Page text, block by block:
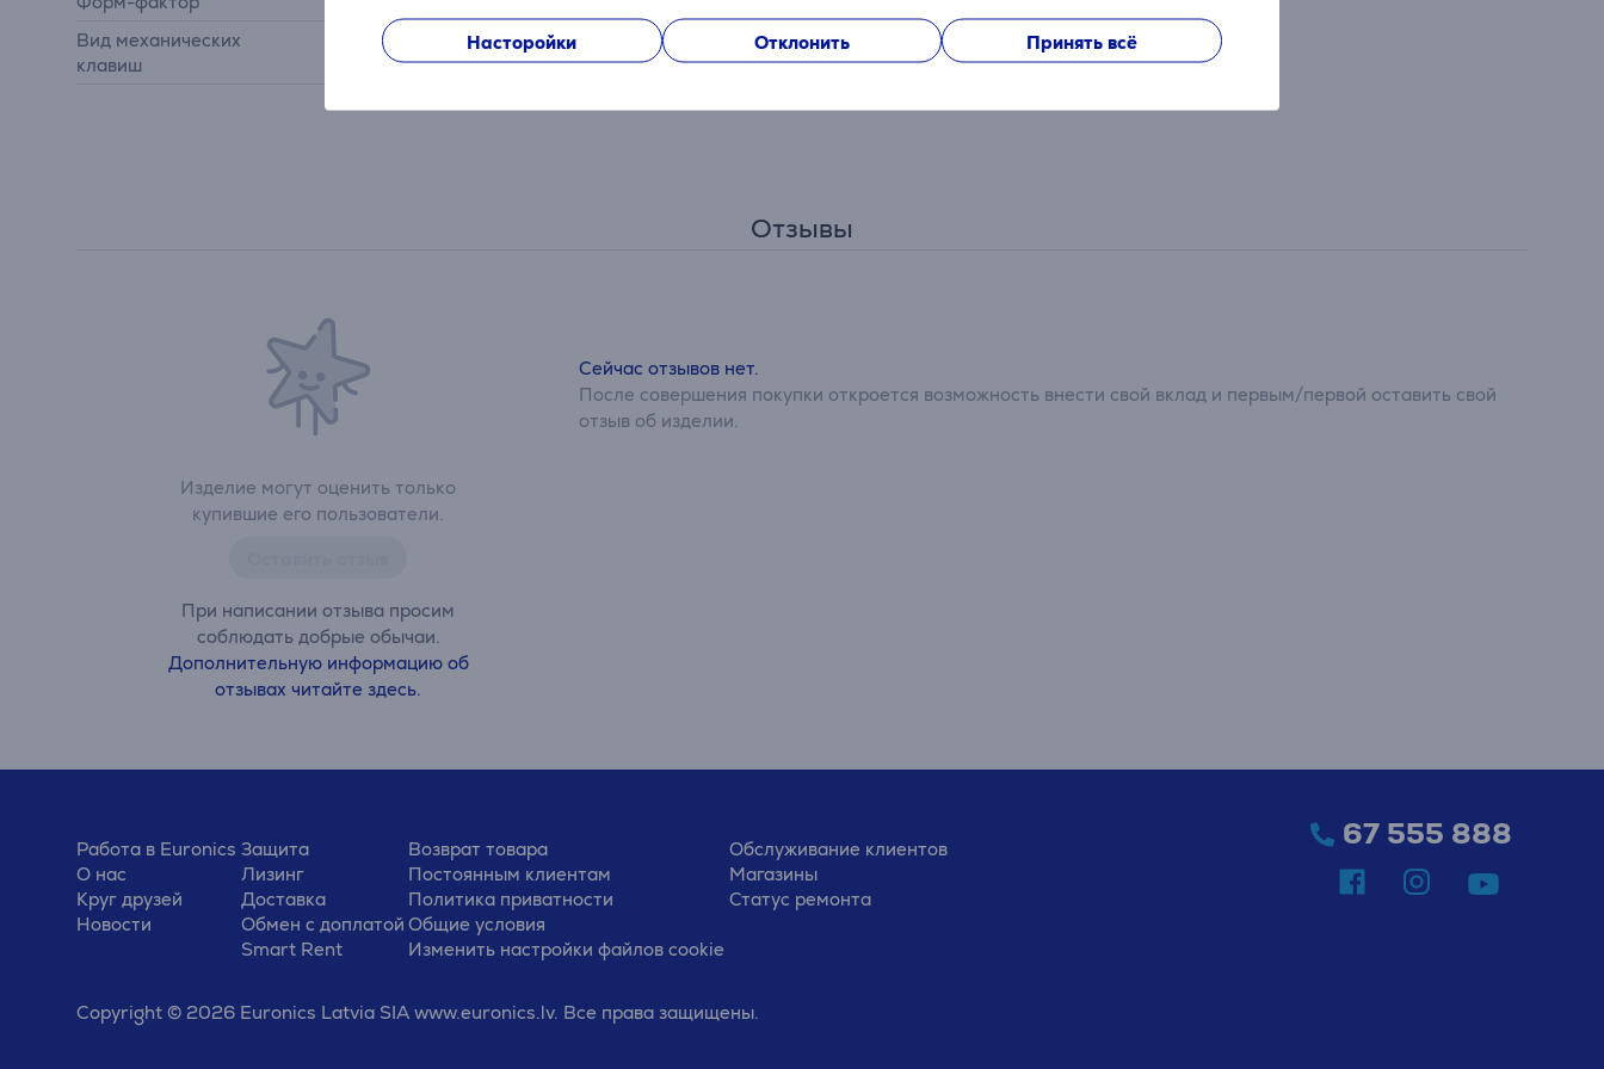
Насторойки Отклонить Принять всё
Вид механических
клавиш
HX Red Switch
Отзывы
Изделие могут оценить только
купившие его пользователи.
При написании отзыва просим
соблюдать добрые обычаи.
Дополнительную информацию об
отзывах читайте здесь.
Сейчас отзывов нет.
После совершения покупки откроется возможность внести свой вклад и первым/первой оставить свой
отзыв об изделии.
Работа в Euronics
О нас
Круг друзей
Новости
Защита
Лизинг
Доставка
Обмен с доплатой
Smart Rent
Возврат товара
Постоянным клиентам
Политика приватности
Общие условия
Изменить настройки файлов cookie
Обслуживание клиентов
Магазины
Статус ремонта
67 555 888
Copyright © 2026 Euronics Latvia SIA www.euronics.lv. Все права защищены.